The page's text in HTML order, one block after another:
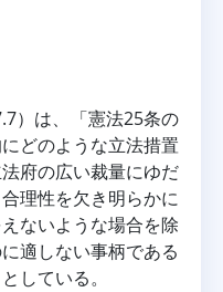
）は、「憲法25条の
どのような立法措置
府の広い裁量にゆだ
理性を欠き明らかに
ないような場合を除
適しない事柄である
している。